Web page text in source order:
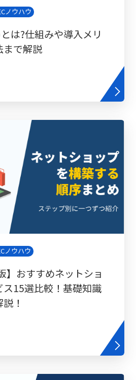
ノウハウ
は?仕組みや導入メリ
まで解説
ノウハウ
】おすすめネットショ
ス15選比較！基礎知識
！